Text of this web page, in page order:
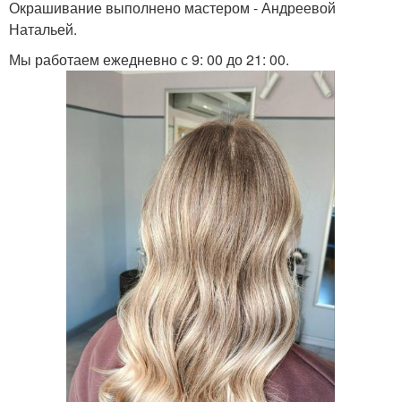
Окрашивание выполнено мастером - Андреевой
Натальей.
Мы работаем ежедневно с 9: 00 до 21: 00.